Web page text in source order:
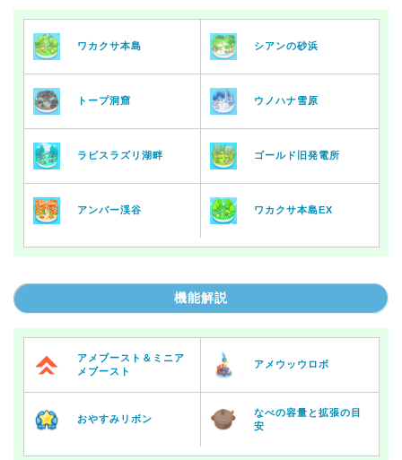
ワカクサ本島 シアンの砂浜
トープ洞窟 ウノハナ雪原
ラピスラズリ湖畔 ゴールド旧発電所
アンバー渓谷 ワカクサ本島EX
機能解説
アメブースト＆ミニア
メブースト
アメウッウロボ
おやすみリボン
なべの容量と拡張の目
安